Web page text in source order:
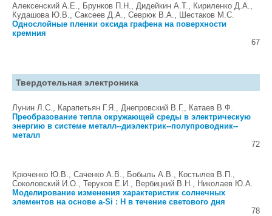
Алексенский А.Е., Брунков П.Н., Дидейкин А.Т., Кириленко Д.А.,
Кудашова Ю.В., Саксеев Д.А., Севрюк В.А., Шестаков М.С.
Однослойные пленки оксида графена на поверхности
кремния
67
Твердотельная электроника
Лунин Л.С., Карапетьян Г.Я., Днепровский В.Г., Катаев В.Ф.
Преобразование тепла окружающей среды в электрическую
энергию в системе металл--диэлектрик--полупроводник--
металл
72
Крюченко Ю.В., Саченко А.В., Бобыль А.В., Костылев В.П.,
Соколовский И.О., Теруков Е.И., Вербицкий В.Н., Николаев Ю.А.
Моделирование изменения характеристик солнечных
элементов на основе a-Si : H в течение светового дня
78